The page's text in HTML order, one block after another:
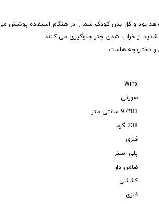
بازشو است که مناسب خواهد بود و کل بدن کودک شما را در هنگام
شدید از خراب شدن چتر جلوگیری می کنند.
و دختربچه هاست.
Winx
صورتی
83*97 سانتی متر
238 گرم
فلزی
پلی استر
ضامن دار
کششی
فلزی